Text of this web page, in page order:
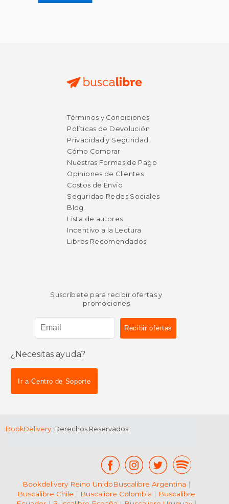
Términos y Condiciones
Políticas de Devolución
Privacidad y Seguridad
Cómo Comprar
Nuestras Formas de Pago
Opiniones de Clientes
Costos de Envío
Seguridad Redes Sociales
Blog
Lista de autores
Incentivo a la Lectura
Libros Recomendados
Suscríbete para recibir ofertas y
promociones
¿Necesitas ayuda?
Ir a Centro de Soporte
BookDelivery. Derechos Reservados.
Bookdelivery Reino UnidoBuscalibre Argentina |
Buscalibre Chile | Buscalibre Colombia | Buscalibre